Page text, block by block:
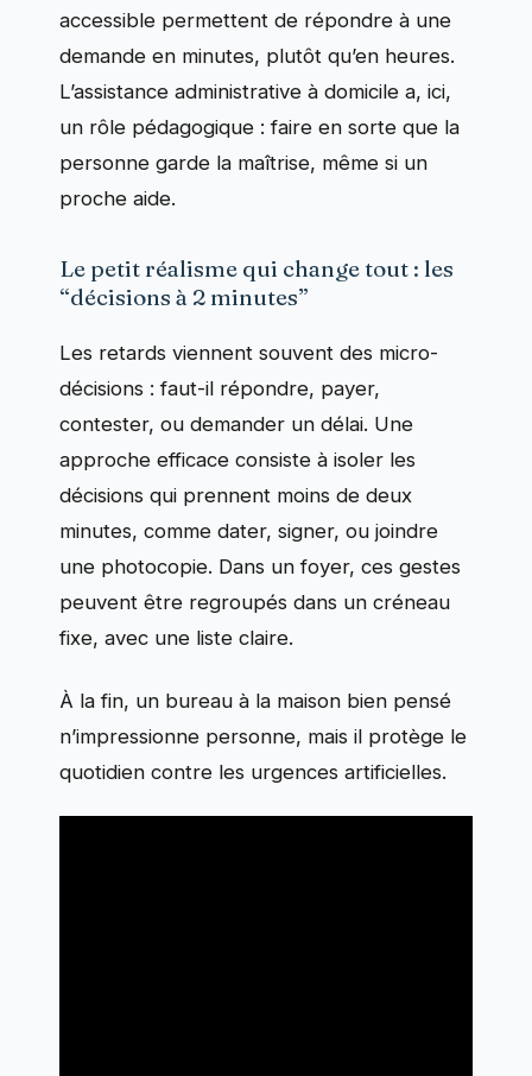
accessible permettent de répondre à une
demande en minutes, plutôt qu’en heures.
L’assistance administrative à domicile a, ici,
un rôle pédagogique : faire en sorte que la
personne garde la maîtrise, même si un
proche aide.
Le petit réalisme qui change tout : les
“décisions à 2 minutes”
Les retards viennent souvent des micro-
décisions : faut-il répondre, payer,
contester, ou demander un délai. Une
approche efficace consiste à isoler les
décisions qui prennent moins de deux
minutes, comme dater, signer, ou joindre
une photocopie. Dans un foyer, ces gestes
peuvent être regroupés dans un créneau
fixe, avec une liste claire.
À la fin, un bureau à la maison bien pensé
n’impressionne personne, mais il protège le
quotidien contre les urgences artificielles.